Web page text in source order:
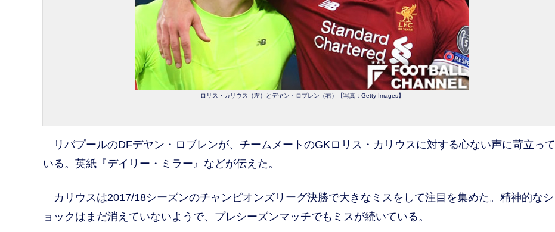
ロリス・カリウス（左）とデヤン・ロブレン（右）【写真：Getty Images】
リバプールのDFデヤン・ロブレンが、チームメートのGKロリス・カリウスに対する心ない声に苛立って
いる。英紙『デイリー・ミラー』などが伝えた。
カリウスは2017/18シーズンのチャンピオンズリーグ決勝で大きなミスをして注目を集めた。精神的なシ
ョックはまだ消えていないようで、プレシーズンマッチでもミスが続いている。